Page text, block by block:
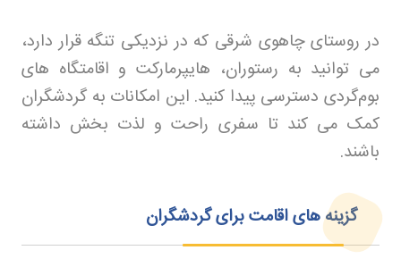
در روستای چاهوی شرقی که در نزدیکی تنگه قرار دارد،
می‌ توانید به رستوران، هایپرمارکت و اقامتگاه‌ های
بوم‌گردی دسترسی پیدا کنید. این امکانات به گردشگران
کمک می‌ کند تا سفری راحت و لذت‌ بخش داشته
باشند.
گزینه‌ های اقامت برای گردشگران